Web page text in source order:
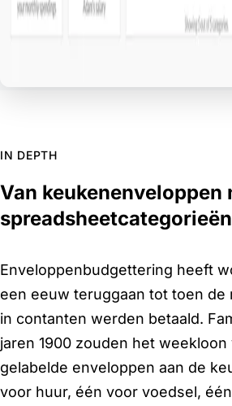
IN DEPTH
Van keukenenveloppen
spreadsheetcategorieën
Enveloppenbudgettering heeft
een eeuw teruggaan tot toen de
in contanten werden betaald.
jaren 1900 zouden het weekloon
gelabelde enveloppen aan de
voor huur, één voor voedsel,